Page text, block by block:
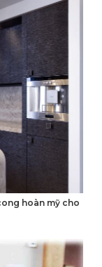
hoàn mỹ cho